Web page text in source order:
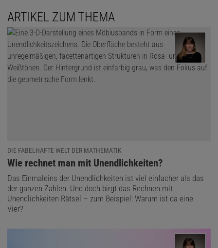
ARTIKEL ZUM THEMA
DIE FABELHAFTE WELT DER MATHEMATIK
:
Wie rechnet man mit Unendlichkeiten?
Das Einmaleins der Unendlichkeiten ist viel einfacher als das
der ganzen Zahlen. Und doch birgt das Rechnen mit
Unendlichkeiten Rätsel – zum Beispiel: Warum ist da eine
Vier?